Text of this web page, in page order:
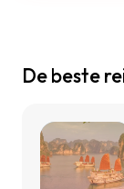
De beste